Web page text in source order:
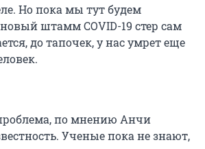
Но пока мы тут будем
штамм COVID-19 стер сам
до тапочек, у нас умрет еще
по мнению Анчи
Ученые пока не знают,